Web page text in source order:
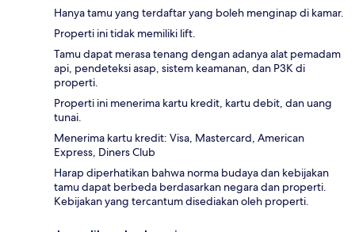
Hanya tamu yang terdaftar yang boleh menginap di kamar.
Properti ini tidak memiliki lift.
Tamu dapat merasa tenang dengan adanya alat pemadam
api, pendeteksi asap, sistem keamanan, dan P3K di
properti.
Properti ini menerima kartu kredit, kartu debit, dan uang
tunai.
Menerima kartu kredit: Visa, Mastercard, American
Express, Diners Club
Harap diperhatikan bahwa norma budaya dan kebijakan
tamu dapat berbeda berdasarkan negara dan properti.
Kebijakan yang tercantum disediakan oleh properti.